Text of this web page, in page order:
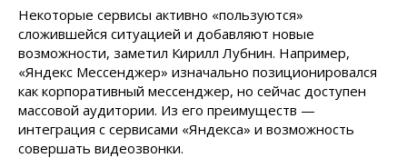
Некоторые сервисы активно «пользуются»
сложившейся ситуацией и добавляют новые
возможности, заметил Кирилл Лубнин. Например,
«Яндекс Мессенджер» изначально позиционировался
как корпоративный мессенджер, но сейчас доступен
массовой аудитории. Из его преимуществ —
интеграция с сервисами «Яндекса» и возможность
совершать видеозвонки.